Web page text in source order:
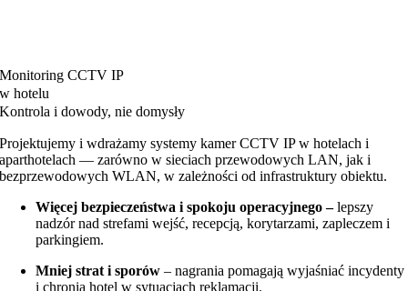
Monitoring CCTV IP
w hotelu
Kontrola i dowody, nie domysły
Projektujemy i wdrażamy systemy kamer CCTV IP w hotelach i
aparthotelach — zarówno w sieciach przewodowych LAN, jak i
bezprzewodowych WLAN, w zależności od infrastruktury obiektu.
Więcej bezpieczeństwa i spokoju operacyjnego –lepszy
nadzór nad strefami wejść, recepcją, korytarzami, zapleczem i
parkingiem.
Mniej strat i sporów – nagrania pomagają wyjaśniać incydenty
i chronią hotel w sytuacjach reklamacji.